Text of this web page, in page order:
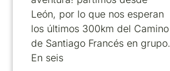
León, por lo que nos esperan
los últimos 300km del Camino
de Santiago Francés en grupo.
En seis